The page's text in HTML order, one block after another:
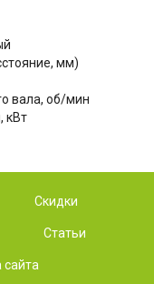
мм)
вала, об/мин
кВт
Скидки
Статьи
сайта